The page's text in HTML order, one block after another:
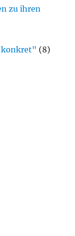
zu ihren
konkret" (8)